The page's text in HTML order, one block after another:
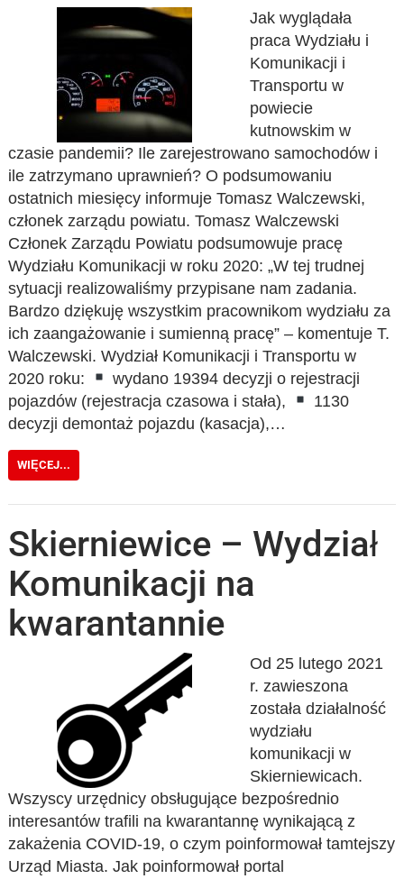
Jak wyglądała
praca Wydziału i
Komunikacji i
Transportu w
powiecie
kutnowskim w
czasie pandemii? Ile zarejestrowano samochodów i
ile zatrzymano uprawnień? O podsumowaniu
ostatnich miesięcy informuje Tomasz Walczewski,
członek zarządu powiatu. Tomasz Walczewski
Członek Zarządu Powiatu podsumowuje pracę
Wydziału Komunikacji w roku 2020: „W tej trudnej
sytuacji realizowaliśmy przypisane nam zadania.
Bardzo dziękuję wszystkim pracownikom wydziału za
ich zaangażowanie i sumienną pracę” – komentuje T.
Walczewski. Wydział Komunikacji i Transportu w
2020 roku:
wydano 19394 decyzji o rejestracji
pojazdów (rejestracja czasowa i stała),
1130
decyzji demontaż pojazdu (kasacja),…
WIĘCEJ...
Skierniewice – Wydział
Komunikacji na
kwarantannie
Od 25 lutego 2021
r. zawieszona
została działalność
wydziału
komunikacji w
Skierniewicach.
Wszyscy urzędnicy obsługujące bezpośrednio
interesantów trafili na kwarantannę wynikającą z
zakażenia COVID-19, o czym poinformował tamtejszy
Urząd Miasta. Jak poinformował portal